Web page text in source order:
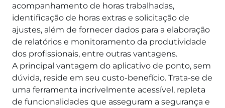
acompanhamento de horas trabalhadas,
identificação de horas extras e solicitação de
ajustes, além de fornecer dados para a elaboração
de relatórios e monitoramento da produtividade
dos profissionais, entre outras vantagens.
A principal vantagem do aplicativo de ponto, sem
dúvida, reside em seu custo-benefício. Trata-se de
uma ferramenta incrivelmente acessível, repleta
de funcionalidades que asseguram a segurança e